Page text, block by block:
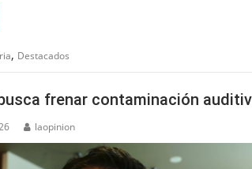
, Destacados
frenar contaminación
laopinion